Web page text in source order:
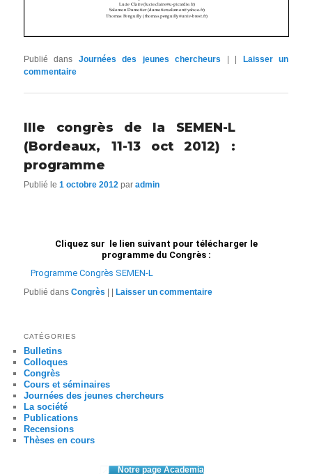
Publié dans Journées des jeunes chercheurs | | Laisser un
commentaire
IIIe congrès de la SEMEN-L
(Bordeaux, 11-13 oct 2012) :
programme
Publié le1 octobre 2012 paradmin
Cliquez sur le lien suivant pour télécharger le
programme du Congrès :
Programme Congrès SEMEN-L
Publié dans Congrès Laisser un commentaire
CATÉGORIES
Bulletins
Colloques
Congrès
Cours et séminaires
Journées des jeunes chercheurs
La société
Publications
Recensions
Thèses en cours
Notre page Academia